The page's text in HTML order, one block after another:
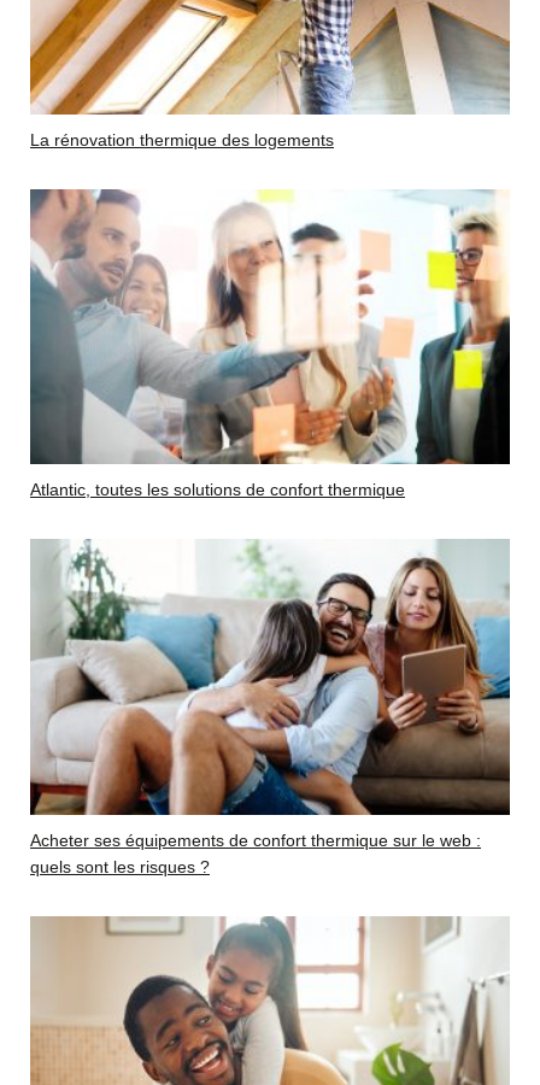
La rénovation thermique des logements
Atlantic, toutes les solutions de confort thermique
Acheter ses équipements de confort thermique sur le web :
quels sont les risques ?